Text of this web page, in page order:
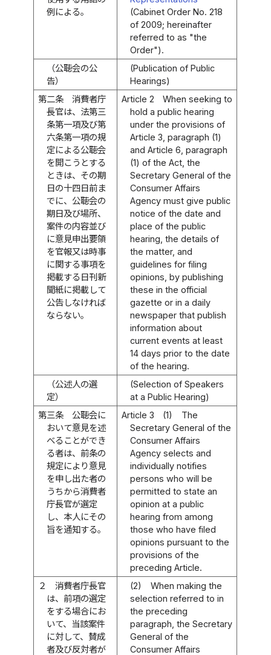
例による。
(Cabinet Order No. 218
of 2009; hereinafter
referred to as "the
Order").
（公聴会の公
告）
(Publication of Public
Hearings)
第二条
消費者庁
長官は、法第三
条第一項及び第
六条第一項の規
定による公聴会
を開こうとする
ときは、その期
日の十四日前ま
でに、公聴会の
期日及び場所、
案件の内容並び
に意見申出要領
を官報又は時事
に関する事項を
掲載する日刊新
聞紙に掲載して
公告しなければ
ならない。
Article 2
When seeking to
hold a public hearing
under the provisions of
Article 3, paragraph (1)
and Article 6, paragraph
(1) of the Act, the
Secretary General of the
Consumer Affairs
Agency must give public
notice of the date and
place of the public
hearing, the details of
the matter, and
guidelines for filing
opinions, by publishing
these in the official
gazette or in a daily
newspaper that publish
information about
current events at least
14 days prior to the date
of the hearing.
（公述人の選
定）
(Selection of Speakers
at a Public Hearing)
第三条
公聴会に
おいて意見を述
べることができ
る者は、前条の
規定により意見
を申し出た者の
うちから消費者
庁長官が選定
し、本人にその
旨を通知する。
Article 3 (1)
The
Secretary General of the
Consumer Affairs
Agency selects and
individually notifies
persons who will be
permitted to state an
opinion at a public
hearing from among
those who have filed
opinions pursuant to the
provisions of the
preceding Article.
２
消費者庁長官
は、前項の選定
をする場合にお
いて、当該案件
に対して、賛成
者及び反対者が
(2)
When making the
selection referred to in
the preceding
paragraph, the Secretary
General of the
Consumer Affairs